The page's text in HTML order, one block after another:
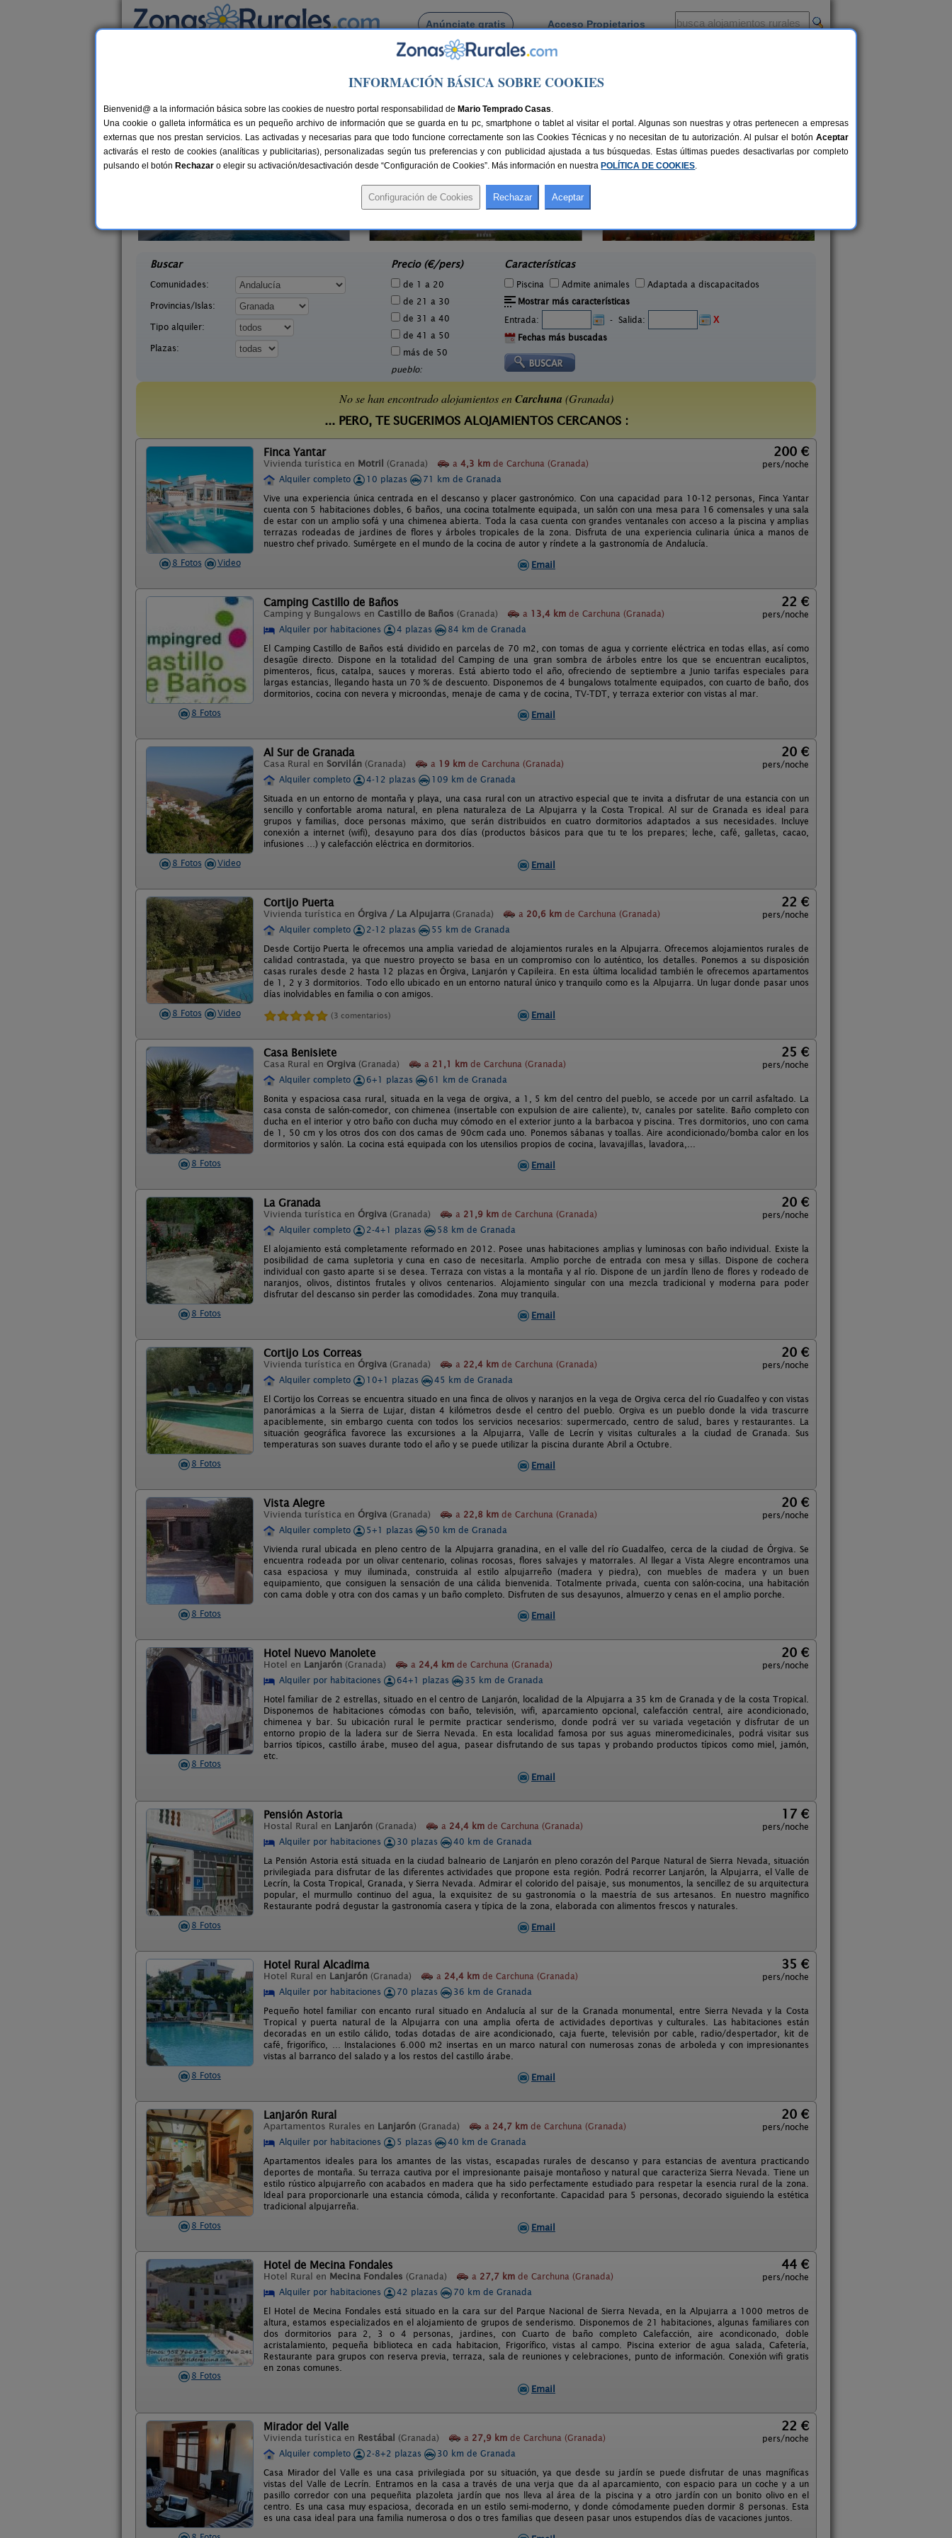
Anúnciate gratis Acceso Propietarios
Busca por pueblo
Casas Rurales cerca de Carchuna
30 €
Complejo Rural Balcón de Valor
Buscar
Comunidades:
Provincias/Islas:
Tipo alquiler:
Plazas:
Precio (€/pers)
de 1 a 20
de 21 a 30
de 31 a 40
de 41 a 50
más de 50
pueblo:
Características
Piscina Admite animales
Adaptada a discapacitados
Mostrar más características
Entrada:
- Salida:
X
Fechas más buscadas
No se han encontrado alojamientos enCarchuna (Granada)
... PERO, TE SUGERIMOS ALOJAMIENTOS CERCANOS :
8 Fotos Video
Finca Yantar
Vivienda turística en Motril (Granada) a 4,3 km de Carchuna (Granada)
200 €
pers/noche
Alquiler completo
10 plazas
71 km de Granada
Vive una experiencia única centrada en el descanso y placer gastronómico. Con una capacidad para 10-12 personas, Finca Yantar
cuenta con 5 habitaciones dobles, 6 baños, una cocina totalmente equipada, un salón con una mesa para 16 comensales y una sala
de estar con un amplio sofá y una chimenea abierta. Toda la casa cuenta con grandes ventanales con acceso a la piscina y amplias
terrazas rodeadas de jardines de flores y árboles tropicales de la zona. Disfruta de una experiencia culinaria única a manos de
nuestro chef privado. Sumérgete en el mundo de la cocina de autor y ríndete a la gastronomía de Andalucía.
Email
8 Fotos
Camping Castillo de Baños
Camping y Bungalows en Castillo de Baños (Granada) a 13,4 km de Carchuna (Granada)
22 €
pers/noche
Alquiler por habitaciones
4 plazas
84 km de Granada
El Camping Castillo de Baños está dividido en parcelas de 70 m2, con tomas de agua y corriente eléctrica en todas ellas, así como
desagüe directo. Dispone en la totalidad del Camping de una gran sombra de árboles entre los que se encuentran eucaliptos,
pimenteros, ficus, catalpa, sauces y moreras. Está abierto todo el año, ofreciendo de septiembre a Junio tarifas especiales para
largas estancias, llegando hasta un 70 % de descuento. Disponemos de 4 bungalows totalmente equipados, con cuarto de baño, dos
dormitorios, cocina con nevera y microondas, menaje de cama y de cocina, TV-TDT, y terraza exterior con vistas al mar.
Email
8 Fotos Video
Al Sur de Granada
Casa Rural en Sorvilán (Granada) a 19 km de Carchuna (Granada)
20 €
pers/noche
Alquiler completo
4-12 plazas
109 km de Granada
Situada en un entorno de montaña y playa, una casa rural con un atractivo especial que te invita a disfrutar de una estancia con un
sencillo y confortable aroma natural, en plena naturaleza de La Alpujarra y la Costa Tropical. Al sur de Granada es ideal para
grupos y familias, doce personas máximo, que serán distribuidos en cuatro dormitorios adaptados a sus necesidades. Incluye
conexión a internet (wifi), desayuno para dos días (productos básicos para que tu te los prepares; leche, café, galletas, cacao,
infusiones …) y calefacción eléctrica en dormitorios.
Email
8 Fotos Video
Cortijo Puerta
Vivienda turística en Órgiva / La Alpujarra (Granada) a 20,6 km de Carchuna (Granada)
22 €
pers/noche
Alquiler completo
2-12 plazas
55 km de Granada
Desde Cortijo Puerta le ofrecemos una amplia variedad de alojamientos rurales en la Alpujarra. Ofrecemos alojamientos rurales de
calidad contrastada, ya que nuestro proyecto se basa en un compromiso con lo auténtico, los detalles. Ponemos a su disposición
casas rurales desde 2 hasta 12 plazas en Órgiva, Lanjarón y Capileira. En esta última localidad también le ofrecemos apartamentos
de 1, 2 y 3 dormitorios. Todo ello ubicado en un entorno natural único y tranquilo como es la Alpujarra. Un lugar donde pasar unos
días inolvidables en familia o con amigos.
(3 comentarios) Email
8 Fotos
Casa Benisiete
Casa Rural en Orgiva (Granada) a 21,1 km de Carchuna (Granada)
25 €
pers/noche
Alquiler completo
6+1 plazas
61 km de Granada
Bonita y espaciosa casa rural, situada en la vega de orgiva, a 1, 5 km del centro del pueblo, se accede por un carril asfaltado. La
casa consta de salón-comedor, con chimenea (insertable con expulsion de aire caliente), tv, canales por satelite. Baño completo con
ducha en el interior y otro baño con ducha muy cómodo en el exterior junto a la barbacoa y piscina. Tres dormitorios, uno con cama
de 1, 50 cm y los otros dos con dos camas de 90cm cada uno. Ponemos sábanas y toallas. Aire acondicionado/bomba calor en los
dormitorios y salón. La cocina está equipada con los utensilios propios de cocina, lavavajillas, lavadora,...
Email
8 Fotos
La Granada
Vivienda turística en Órgiva (Granada) a 21,9 km de Carchuna (Granada)
20 €
pers/noche
Alquiler completo
2-4+1 plazas
58 km de Granada
El alojamiento está completamente reformado en 2012. Posee unas habitaciones amplias y luminosas con baño individual. Existe la
posibilidad de cama supletoria y cuna en caso de necesitarla. Amplio porche de entrada con mesa y sillas. Dispone de cochera
individual con gasto aparte si se desea. Terraza con vistas a la montaña y al río. Dispone de un jardín lleno de flores y rodeado de
naranjos, olivos, distintos frutales y olivos centenarios. Alojamiento singular con una mezcla tradicional y moderna para poder
disfrutar del descanso sin perder las comodidades. Zona muy tranquila.
Email
8 Fotos
Cortijo Los Correas
Vivienda turística en Órgiva (Granada) a 22,4 km de Carchuna (Granada)
20 €
pers/noche
Alquiler completo
10+1 plazas
45 km de Granada
El Cortijo los Correas se encuentra situado en una finca de olivos y naranjos en la vega de Orgiva cerca del río Guadalfeo y con vistas
panorámicas a la Sierra de Lujar, distan 4 kilómetros desde el centro del pueblo. Orgiva es un pueblo donde la vida trascurre
apaciblemente, sin embargo cuenta con todos los servicios necesarios: supermercado, centro de salud, bares y restaurantes. La
situación geográfica favorece las excursiones a la Alpujarra, Valle de Lecrín y visitas culturales a la ciudad de Granada. Sus
temperaturas son suaves durante todo el año y se puede utilizar la piscina durante Abril a Octubre.
Email
8 Fotos
Vista Alegre
Vivienda turística en Órgiva (Granada) a 22,8 km de Carchuna (Granada)
20 €
pers/noche
Alquiler completo
5+1 plazas
50 km de Granada
Vivienda rural ubicada en pleno centro de la Alpujarra granadina, en el valle del río Guadalfeo, cerca de la ciudad de Órgiva. Se
encuentra rodeada por un olivar centenario, colinas rocosas, flores salvajes y matorrales. Al llegar a Vista Alegre encontramos una
casa espaciosa y muy iluminada, construida al estilo alpujarreño (madera y piedra), con muebles de madera y un buen
equipamiento, que consiguen la sensación de una cálida bienvenida. Totalmente privada, cuenta con salón-cocina, una habitación
con cama doble y otra con dos camas y un baño completo. Disfruten de sus desayunos, almuerzo y cenas en el amplio porche.
Email
8 Fotos
Hotel Nuevo Manolete
Hotel en Lanjarón (Granada) a 24,4 km de Carchuna (Granada)
20 €
pers/noche
Alquiler por habitaciones
64+1 plazas
35 km de Granada
Hotel familiar de 2 estrellas, situado en el centro de Lanjarón, localidad de la Alpujarra a 35 km de Granada y de la costa Tropical.
Disponemos de habitaciones cómodas con baño, televisión, wifi, aparcamiento opcional, calefacción central, aire acondicionado,
chimenea y bar. Su ubicación rural le permite practicar senderismo, donde podrá ver su variada vegetación y disfrutar de un
entorno propio de la ladera sur de Sierra Nevada. En esta localidad famosa por sus aguas mineromedicinales, podrá visitar sus
barrios típicos, castillo árabe, museo del agua, pasear disfrutando de sus tapas y probando productos típicos como miel, jamón,
etc.
Email
8 Fotos
Pensión Astoria
Hostal Rural en Lanjarón (Granada) a 24,4 km de Carchuna (Granada)
17 €
pers/noche
Alquiler por habitaciones
30 plazas
40 km de Granada
La Pensión Astoria está situada en la ciudad balneario de Lanjarón en pleno corazón del Parque Natural de Sierra Nevada, situación
privilegiada para disfrutar de las diferentes actividades que propone esta región. Podrá recorrer Lanjarón, la Alpujarra, el Valle de
Lecrín, la Costa Tropical, Granada, y Sierra Nevada. Admirar el colorido del paisaje, sus monumentos, la sencillez de su arquitectura
popular, el murmullo continuo del agua, la exquisitez de su gastronomía o la maestría de sus artesanos. En nuestro magnífico
Restaurante podrá degustar la gastronomía casera y típica de la zona, elaborada con alimentos frescos y naturales.
Email
8 Fotos
Hotel Rural Alcadima
Hotel Rural en Lanjarón (Granada) a 24,4 km de Carchuna (Granada)
35 €
pers/noche
Alquiler por habitaciones
70 plazas
36 km de Granada
Pequeño hotel familiar con encanto rural situado en Andalucía al sur de la Granada monumental, entre Sierra Nevada y la Costa
Tropical y puerta natural de la Alpujarra con una amplia oferta de actividades deportivas y culturales. Las habitaciones están
decoradas en un estilo cálido, todas dotadas de aire acondicionado, caja fuerte, televisión por cable, radio/despertador, kit de
café, frigorífico, … Instalaciones 6.000 m2 insertas en un marco natural con numerosas zonas de arboleda y con impresionantes
vistas al barranco del salado y a los restos del castillo árabe.
Email
8 Fotos
Lanjarón Rural
Apartamentos Rurales en Lanjarón (Granada) a 24,7 km de Carchuna (Granada)
20 €
pers/noche
Alquiler por habitaciones
5 plazas
40 km de Granada
Apartamentos ideales para los amantes de las vistas, escapadas rurales de descanso y para estancias de aventura practicando
deportes de montaña. Su terraza cautiva por el impresionante paisaje montañoso y natural que caracteriza Sierra Nevada. Tiene un
estilo rústico alpujarreño con acabados en madera que ha sido perfectamente estudiado para respetar la esencia rural de la zona.
Ideal para proporcionarle una estancia cómoda, cálida y reconfortante. Capacidad para 5 personas, decorado siguiendo la estética
tradicional alpujarreña.
Email
8 Fotos
Hotel de Mecina Fondales
Hotel Rural en Mecina Fondales (Granada) a 27,7 km de Carchuna (Granada)
44 €
pers/noche
Alquiler por habitaciones
42 plazas
70 km de Granada
El Hotel de Mecina Fondales está situado en la cara sur del Parque Nacional de Sierra Nevada, en la Alpujarra a 1000 metros de
altura, estamos especializados en el alojamiento de grupos de senderismo. Disponemos de 21 habitaciones, algunas familiares con
dos dormitorios para 2, 3 o 4 personas, jardines, con Cuarto de baño completo Calefacción, aire acondiconado, doble
acristalamiento, pequeña biblioteca en cada habitacion, Frigorífico, vistas al campo. Piscina exterior de agua salada, Cafetería,
Restaurante para grupos con reserva previa, terraza, sala de reuniones y celebraciones, punto de información. Conexión wifi gratis
en zonas comunes.
Email
Mirador del Valle
Vivienda turística en Restábal (Granada) a 27,9 km de Carchuna (Granada)
22 €
pers/noche
Alquiler completo
2-8+2 plazas
30 km de Granada
Casa Mirador del Valle es una casa privilegiada por su situación, ya que desde su jardín se puede disfrutar de unas magníficas
vistas del Valle de Lecrí­n. Entramos en la casa a través de una verja que da al aparcamiento, con espacio para un coche y a un
pasillo corredor con una pequeñita plazoleta jardí­n que nos lleva al área de la piscina y a otro jardí­n con un bonito olivo en el
centro. Es una casa muy espaciosa, decorada en un estilo semi-moderno, y donde cómodamente pueden dormir 8 personas. Esta
es una casa ideal para una familia numerosa o dos o tres familias que deseen pasar unos estupendos dí­as de vacaciones juntos.
INFORMACIÓN BÁSICA SOBRE COOKIES
Bienvenid@ a la información básica sobre las cookies de nuestro portal responsabilidad de Mario Temprado Casas.
Una cookie o galleta informática es un pequeño archivo de información que se guarda en tu pc, smartphone o tablet al visitar el portal. Algunas son nuestras y otras pertenecen a empresas
externas que nos prestan servicios. Las activadas y necesarias para que todo funcione correctamente son las Cookies Técnicas y no necesitan de tu autorización. Al pulsar el botón Aceptar
activarás el resto de cookies (analíticas y publicitarias), personalizadas según tus preferencias y con publicidad ajustada a tus búsquedas. Estas últimas puedes desactivarlas por completo
pulsando el botón Rechazar o elegir su activación/desactivación desde “Configuración de Cookies”. Más información en nuestra POLÍTICA DE COOKIES.